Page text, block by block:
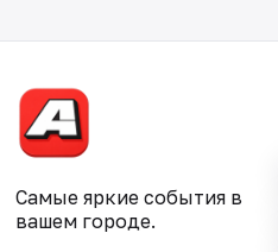
Самые яркие события в
вашем городе.